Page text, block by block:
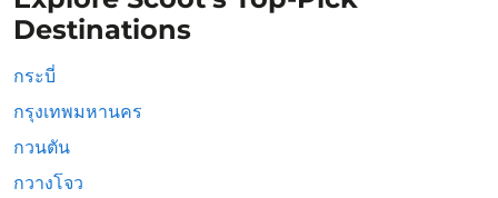
Destinations
กระบี่
กรุงเทพมหานคร
กวนตัน
กวางโจว